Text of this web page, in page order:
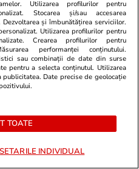
clară și dovedită. Arată
luni de la terminarea
domnul
că l-ar fi trimis
să ceară mită 7% din
adică 170.000 de lei,
euro s-ar fi plătit în
120.000 de lei.
rezonabil ca un
Utilizarea profilurilor pentru
Stocarea și/sau accesarea
și îmbunătățirea serviciilor.
Utilizarea profilurilor pentru
Crearea profilurilor pentru
performanței conținutului.
sau combinații de date din surse
pentru a selecta conținutul. Utilizarea
Date precise de geolocație
TOATE
INDIVIDUAL